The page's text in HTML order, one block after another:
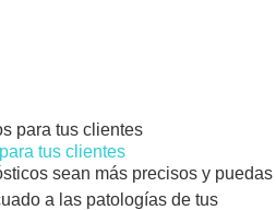
tus clientes
sean más precisos y puedas
a las patologías de tus